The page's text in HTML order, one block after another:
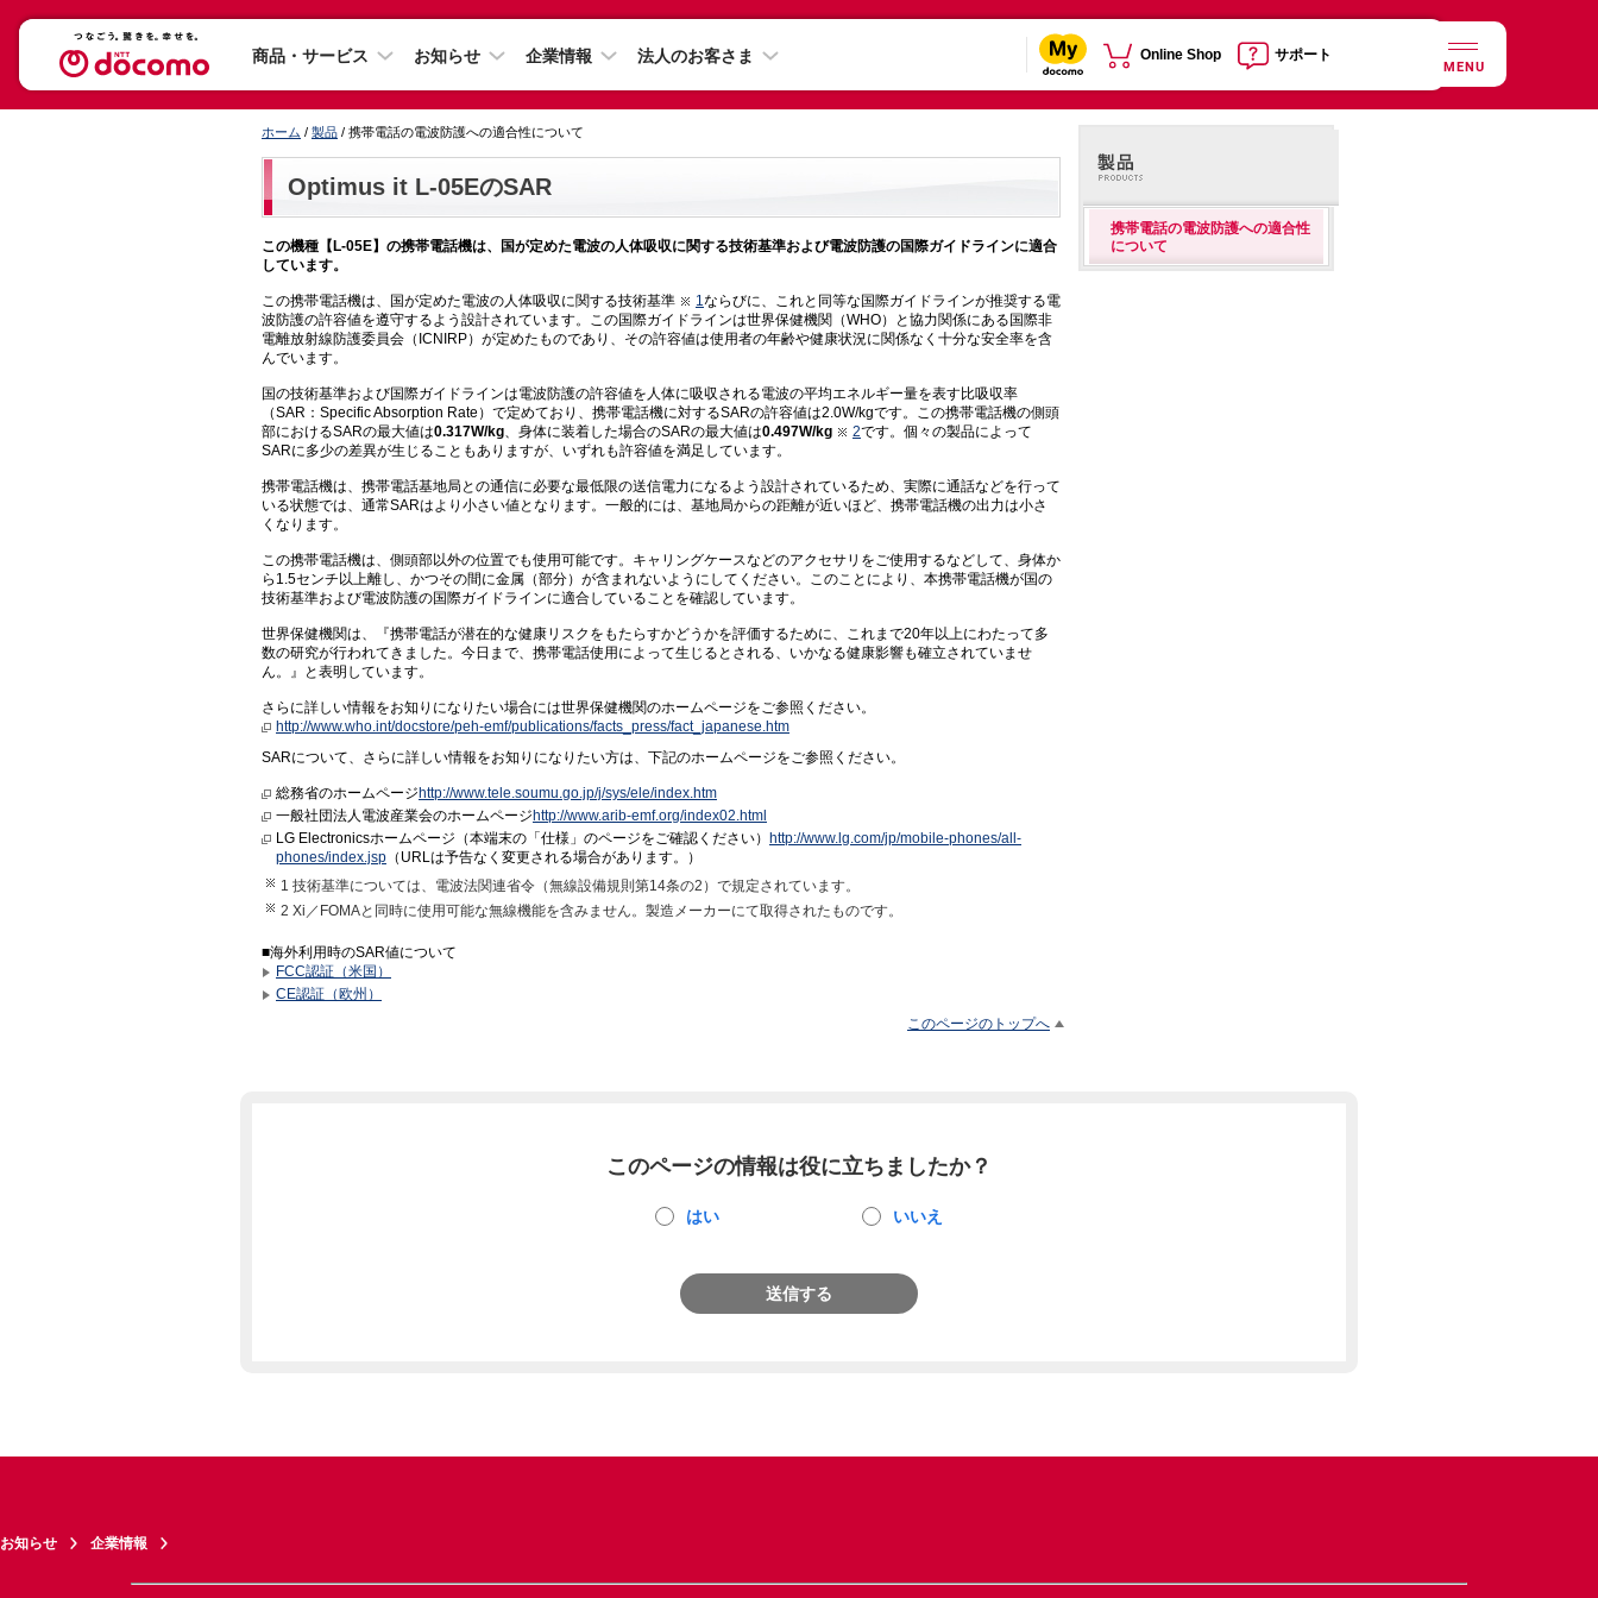
商品・サービス お知らせ 企業情報 法人のお客さま Online Shop サポート
MENU
ホーム / 製品 / 携帯電話の電波防護への適合性について
Optimus it L-05EのSAR
この機種【L-05E】の携帯電話機は、国が定めた電波の人体吸収に関する技術基準および電波防護の国際ガイドラインに適合
しています。
この携帯電話機は、国が定めた電波の人体吸収に関する技術基準 1 ならびに、これと同等な国際ガイドラインが推奨する電
波防護の許容値を遵守するよう設計されています。この国際ガイドラインは世界保健機関（WHO）と協力関係にある国際非
電離放射線防護委員会（ICNIRP）が定めたものであり、その許容値は使用者の年齢や健康状況に関係なく十分な安全率を含
んでいます。
国の技術基準および国際ガイドラインは電波防護の許容値を人体に吸収される電波の平均エネルギー量を表す比吸収率
（SAR：Specific Absorption Rate）で定めており、携帯電話機に対するSARの許容値は2.0W/kgです。この携帯電話機の側頭
部におけるSARの最大値は0.317W/kg 、身体に装着した場合のSARの最大値は0.497W/kg 2です。個々の製品によって
SARに多少の差異が生じることもありますが、いずれも許容値を満足しています。
携帯電話機は、携帯電話基地局との通信に必要な最低限の送信電力になるよう設計されているため、実際に通話などを行って
いる状態では、通常SARはより小さい値となります。一般的には、基地局からの距離が近いほど、携帯電話機の出力は小さ
くなります。
この携帯電話機は、側頭部以外の位置でも使用可能です。キャリングケースなどのアクセサリをご使用するなどして、身体か
ら1.5センチ以上離し、かつその間に金属（部分）が含まれないようにしてください。このことにより、本携帯電話機が国の
技術基準および電波防護の国際ガイドラインに適合していることを確認しています。
世界保健機関は、『携帯電話が潜在的な健康リスクをもたらすかどうかを評価するために、これまで20年以上にわたって多
数の研究が行われてきました。今日まで、携帯電話使用によって生じるとされる、いかなる健康影響も確立されていませ
ん。』と表明しています。
さらに詳しい情報をお知りになりたい場合には世界保健機関のホームページをご参照ください。
http://www.who.int/docstore/peh-emf/publications/facts_press/fact_japanese.htm
SARについて、さらに詳しい情報をお知りになりたい方は、下記のホームページをご参照ください。
総務省のホームページhttp://www.tele.soumu.go.jp/j/sys/ele/index.htm
一般社団法人電波産業会のホームページhttp://www.arib-emf.org/index02.html
LG Electronicsホームページ（本端末の「仕様」のページをご確認ください） http://www.lg.com/jp/mobile-phones/all-
phones/index.jsp （URLは予告なく変更される場合があります。）
1 技術基準については、電波法関連省令（無線設備規則第14条の2）で規定されています。
2 Xi／FOMAと同時に使用可能な無線機能を含みません。製造メーカーにて取得されたものです。
■海外利用時のSAR値について
FCC認証（米国）
CE認証（欧州）
携帯電話の電波防護への適合性
について
このページのトップへ
このページの情報は役に立ちましたか？
はい いいえ
送信する
お知らせ 企業情報